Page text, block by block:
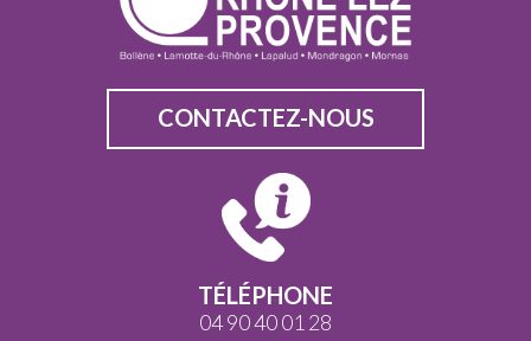
CONTACTEZ-NOUS
TÉLÉPHONE
04 90 40 01 28